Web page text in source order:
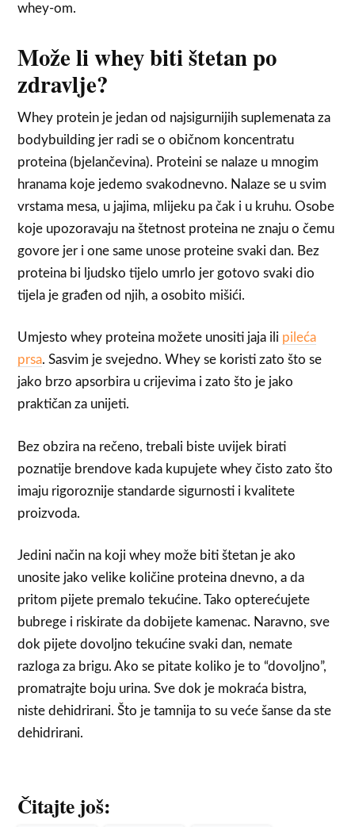
whey-om.
Može li whey biti štetan po
zdravlje?
Whey protein je jedan od najsigurnijih suplemenata za
bodybuilding jer radi se o običnom koncentratu
proteina (bjelančevina). Proteini se nalaze u mnogim
hranama koje jedemo svakodnevno. Nalaze se u svim
vrstama mesa, u jajima, mlijeku pa čak i u kruhu. Osobe
koje upozoravaju na štetnost proteina ne znaju o čemu
govore jer i one same unose proteine svaki dan. Bez
proteina bi ljudsko tijelo umrlo jer gotovo svaki dio
tijela je građen od njih, a osobito mišići.
Umjesto whey proteina možete unositi jaja ili pileća
prsa. Sasvim je svejedno. Whey se koristi zato što se
jako brzo apsorbira u crijevima i zato što je jako
praktičan za unijeti.
Bez obzira na rečeno, trebali biste uvijek birati
poznatije brendove kada kupujete whey čisto zato što
imaju rigoroznije standarde sigurnosti i kvalitete
proizvoda.
Jedini način na koji whey može biti štetan je ako
unosite jako velike količine proteina dnevno, a da
pritom pijete premalo tekućine. Tako opterećujete
bubrege i riskirate da dobijete kamenac. Naravno, sve
dok pijete dovoljno tekućine svaki dan, nemate
razloga za brigu. Ako se pitate koliko je to “dovoljno”,
promatrajte boju urina. Sve dok je mokraća bistra,
niste dehidrirani. Što je tamnija to su veće šanse da ste
dehidrirani.
Čitajte još: